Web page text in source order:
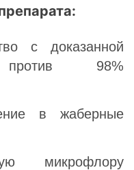
с доказанной
против 98%
в жаберные
микрофлору